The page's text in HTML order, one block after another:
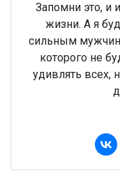
Запомни это, и
жизни. А я
сильным
которого не
удивлять